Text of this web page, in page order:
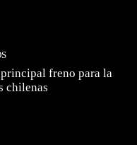
freno para la
chilenas